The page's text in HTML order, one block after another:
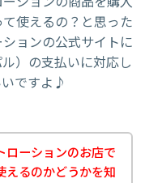
使えるの？と思った
ョンの公式サイトに
）の支払いに対応し
ですよ♪
ローションのお店で
えるのかどうかを知